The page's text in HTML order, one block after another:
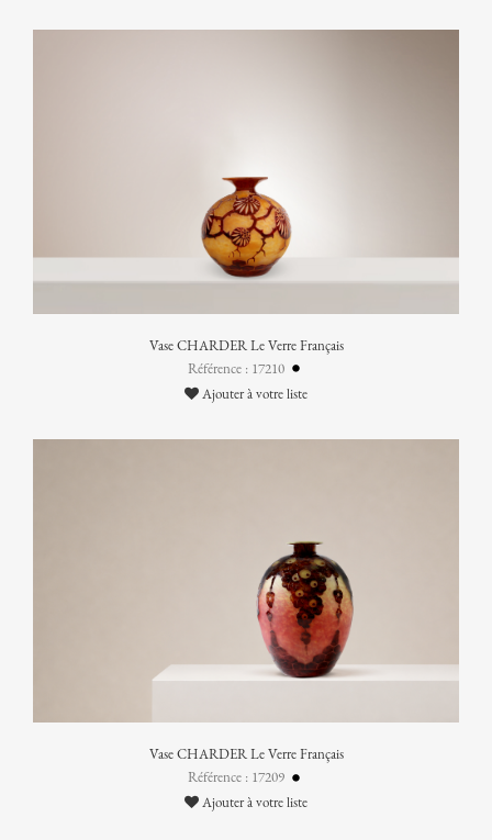
Vase CHARDER Le Verre Français
Référence : 17210
Ajouter à votre liste
Vase CHARDER Le Verre Français
Référence : 17209
Ajouter à votre liste